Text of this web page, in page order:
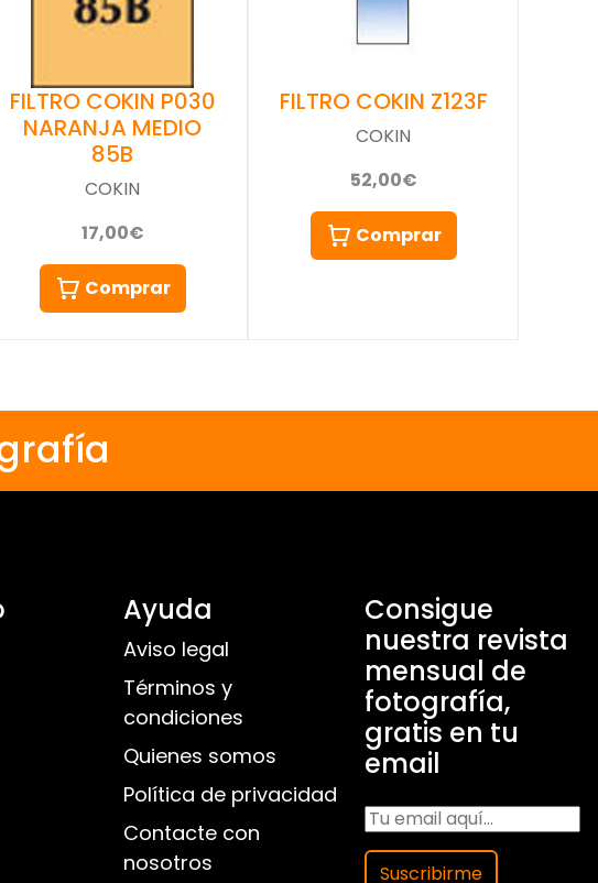
FILTRO COKIN P030
NARANJA MEDIO
85B
COKIN
17,00€
Comprar
FILTRO COKIN Z123F
COKIN
52,00€
Comprar
Ayuda
Aviso legal
Términos y
condiciones
Quienes somos
Política de privacidad
Contacte con
nosotros
Consigue
nuestra revista
mensual de
fotografía,
gratis en tu
email
Suscribirme